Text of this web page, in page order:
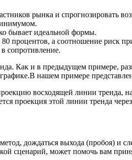
рынка и спрогнозировать
бывает идеальной формы.
процентов, а соотношение риск
сопротивление.
Как и в предыдущем примере,
нашем примере
восходящей линии тренда,
проекция этой линии тренда
дождаться выхода (пробоя) и
сценарий, может помочь вам